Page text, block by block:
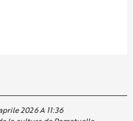
2026 A 11:36